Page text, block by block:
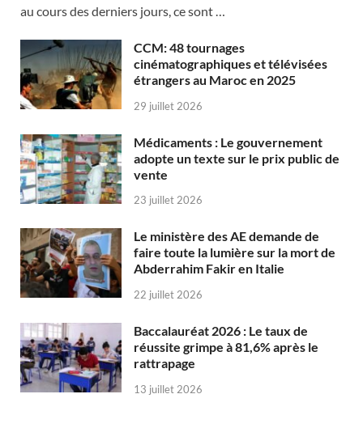
au cours des derniers jours, ce sont …
CCM: 48 tournages
cinématographiques et télévisées
étrangers au Maroc en 2025
29 juillet 2026
Médicaments : Le gouvernement
adopte un texte sur le prix public de
vente
23 juillet 2026
Le ministère des AE demande de
faire toute la lumière sur la mort de
Abderrahim Fakir en Italie
22 juillet 2026
Baccalauréat 2026 : Le taux de
réussite grimpe à 81,6% après le
rattrapage
13 juillet 2026